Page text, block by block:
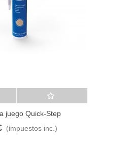
A lista de deseos
juego Quick-Step
(impuestos inc.)